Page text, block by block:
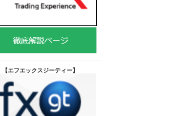
【エフエックスジーティー】